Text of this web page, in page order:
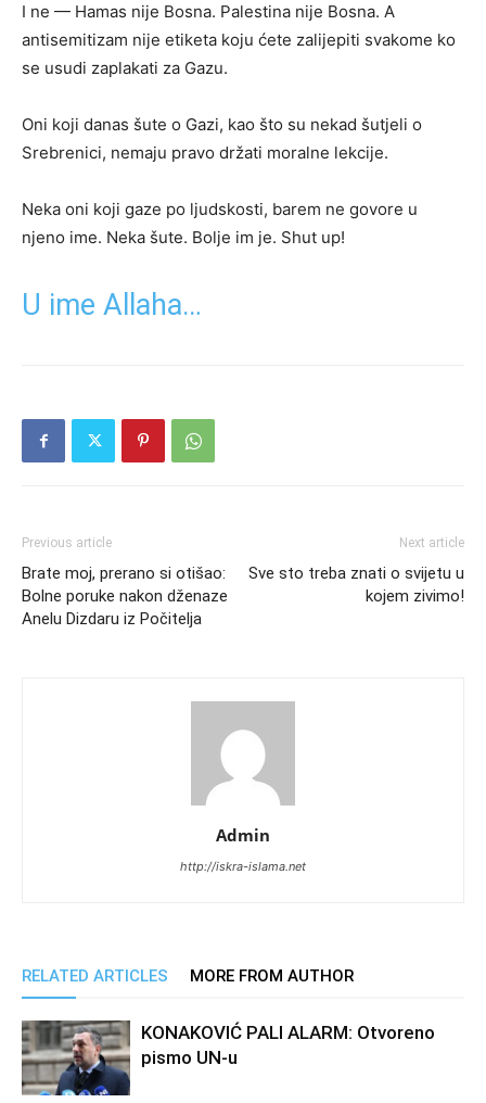
I ne — Hamas nije Bosna. Palestina nije Bosna. A
antisemitizam nije etiketa koju ćete zalijepiti svakome ko
se usudi zaplakati za Gazu.
Oni koji danas šute o Gazi, kao što su nekad šutjeli o
Srebrenici, nemaju pravo držati moralne lekcije.
Neka oni koji gaze po ljudskosti, barem ne govore u
njeno ime. Neka šute. Bolje im je. Shut up!
U ime Allaha…
Previous article
Brate moj, prerano si otišao:
Bolne poruke nakon dženaze
Anelu Dizdaru iz Počitelja
Next article
Sve sto treba znati o svijetu u
kojem zivimo!
Admin
http://iskra-islama.net
RELATED ARTICLES MORE FROM AUTHOR
KONAKOVIĆ PALI ALARM: Otvoreno
pismo UN-u